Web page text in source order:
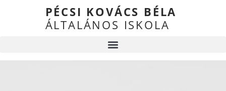
PÉCSI KOVÁCS BÉLA
ÁLTALÁNOS ISKOLA